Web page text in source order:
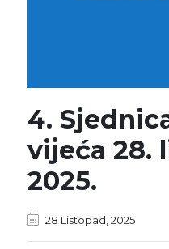
4.
vijeća 28.
2025.
28 Listopad, 2025